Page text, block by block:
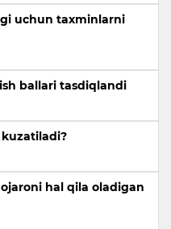
uchun taxminlarni
ballari tasdiqlandi
hal qila oladigan